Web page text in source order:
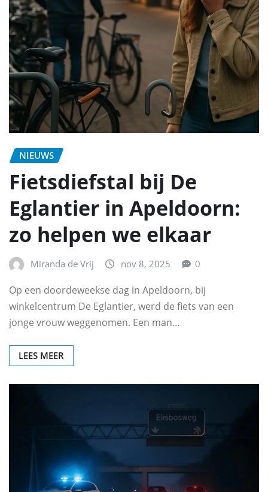
NIEUWS
Fietsdiefstal bij De
Eglantier in Apeldoorn:
zo helpen we elkaar
Miranda de Vrij nov 8, 2025 0
Op een doordeweekse dag in Apeldoorn, bij
winkelcentrum De Eglantier, werd de fiets van een
jonge vrouw weggenomen. Een man…
LEES MEER